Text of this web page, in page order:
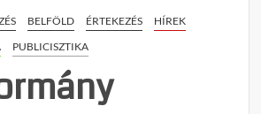
BELFÖLD ÉRTEKEZÉS
HÍREK
PUBLICISZTIKA